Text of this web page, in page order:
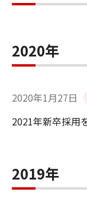
2020年
2020年1月27日
2021年新卒採用
2019年